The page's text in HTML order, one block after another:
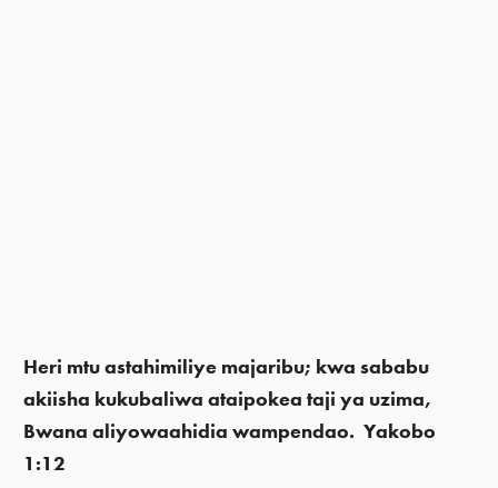
Heri mtu astahimiliye majaribu; kwa sababu
akiisha kukubaliwa ataipokea taji ya uzima,
Bwana aliyowaahidia wampendao. Yakobo
1:12